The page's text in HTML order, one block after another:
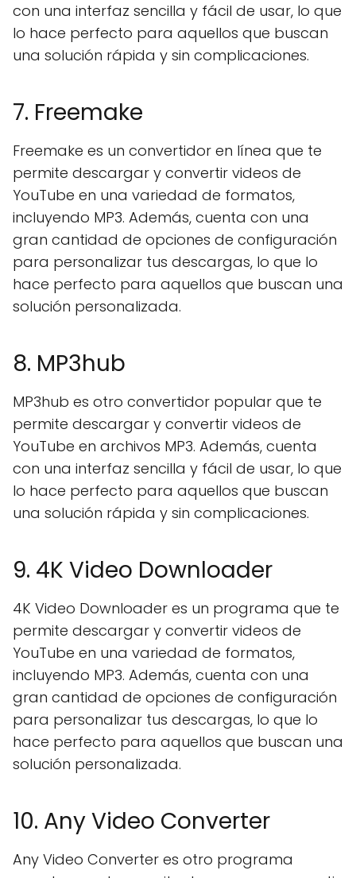
con una interfaz sencilla y fácil de usar, lo que
lo hace perfecto para aquellos que buscan
una solución rápida y sin complicaciones.
7. Freemake
Freemake es un convertidor en línea que te
permite descargar y convertir videos de
YouTube en una variedad de formatos,
incluyendo MP3. Además, cuenta con una
gran cantidad de opciones de configuración
para personalizar tus descargas, lo que lo
hace perfecto para aquellos que buscan una
solución personalizada.
8. MP3hub
MP3hub es otro convertidor popular que te
permite descargar y convertir videos de
YouTube en archivos MP3. Además, cuenta
con una interfaz sencilla y fácil de usar, lo que
lo hace perfecto para aquellos que buscan
una solución rápida y sin complicaciones.
9. 4K Video Downloader
4K Video Downloader es un programa que te
permite descargar y convertir videos de
YouTube en una variedad de formatos,
incluyendo MP3. Además, cuenta con una
gran cantidad de opciones de configuración
para personalizar tus descargas, lo que lo
hace perfecto para aquellos que buscan una
solución personalizada.
10. Any Video Converter
Any Video Converter es otro programa